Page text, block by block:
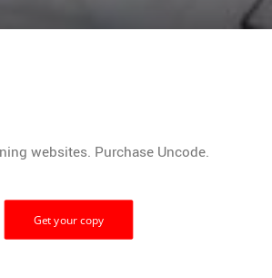
websites. Purchase Uncode.
Get your copy